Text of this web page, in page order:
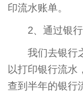
印流水账单。
2、通过银行
我们去银行之
以打印银行流水
查到半年的银行